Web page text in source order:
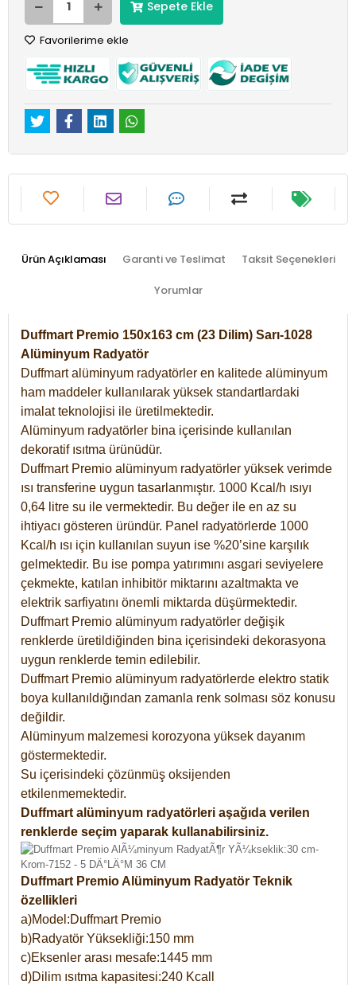
Sepete Ekle
Favorilerime ekle
Ürün Açıklaması Garanti ve Teslimat Taksit Seçenekleri
Yorumlar
Duffmart Premio 150x163 cm (23 Dilim) Sarı-1028
Alüminyum Radyatör
Duffmart alüminyum radyatörler en kalitede alüminyum
ham maddeler kullanılarak yüksek standartlardaki
imalat teknolojisi ile üretilmektedir.
Alüminyum radyatörler bina içerisinde kullanılan
dekoratif ısıtma ürünüdür.
Duffmart Premio alüminyum radyatörler yüksek verimde
ısı transferine uygun tasarlanmıştır. 1000 Kcal/h ısıyı
0,64 litre su ile vermektedir. Bu değer ile en az su
ihtiyacı gösteren üründür. Panel radyatörlerde 1000
Kcal/h ısı için kullanılan suyun ise %20’sine karşılık
gelmektedir. Bu ise pompa yatırımını asgari seviyelere
çekmekte, katılan inhibitör miktarını azaltmakta ve
elektrik sarfiyatını önemli miktarda düşürmektedir.
Duffmart Premio alüminyum radyatörler değişik
renklerde üretildiğinden bina içerisindeki dekorasyona
uygun renklerde temin edilebilir.
Duffmart Premio alüminyum radyatörlerde elektro statik
boya kullanıldığından zamanla renk solması söz konusu
değildir.
Alüminyum malzemesi korozyona yüksek dayanım
göstermektedir.
Su içerisindeki çözünmüş oksijenden
etkilenmemektedir.
Duffmart alüminyum radyatörleri aşağıda verilen
renklerde seçim yaparak kullanabilirsiniz.
Duffmart Premio Alüminyum Radyatör Teknik
özellikleri
a)Model:Duffmart Premio
b)Radyatör Yüksekliği:150 mm
c)Eksenler arası mesafe:1445 mm
d)Dilim ısıtma kapasitesi:240 Kcall